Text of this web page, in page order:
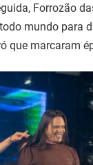
Forrozão
mundo para
que marcaram